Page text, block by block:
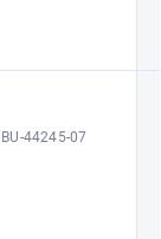
| BU-44245-07